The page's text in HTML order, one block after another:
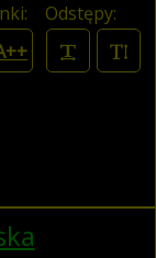
Odstępy: